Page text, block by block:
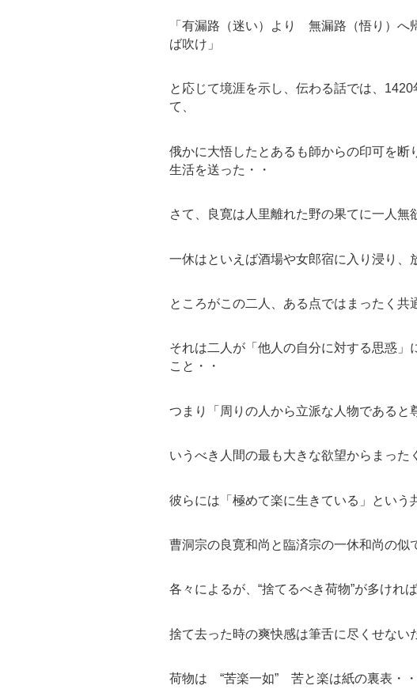
「有漏路（迷い）より 無漏路（悟り
ば吹け」
と応じて境涯を示し、伝わる話では、
て、
俄かに大悟したとあるも師からの印可を断
生活を送った・・
さて、良寛は人里離れた野の果てに一人無
一休はといえば酒場や女郎宿に入り浸り、
ところがこの二人、ある点ではまったく共
それは二人が「他人の自分に対する思惑」
こと・・
つまり「周りの人から立派な人物であると
いうべき人間の最も大きな欲望からまった
彼らには「極めて楽に生きている」という
曹洞宗の良寛和尚と臨済宗の一休和尚の似
各々によるが、“捨てるべき荷物”が多けれ
捨て去った時の爽快感は筆舌に尽くせない
荷物は “苦楽一如” 苦と楽は紙の裏表・・